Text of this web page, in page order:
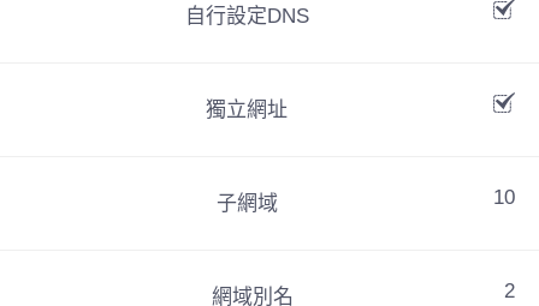
自行設定DNS
獨立網址
子網域 10
網域別名 2